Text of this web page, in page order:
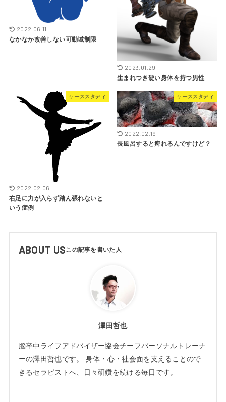
2022.06.11
なかなか改善しない可動域制限
2023.01.29
生まれつき硬い身体を持つ男性
ケーススタディ
2022.02.06
右足に力が入らず踏ん張れないと
いう症例
ケーススタディ
2022.02.19
長風呂すると痺れるんですけど？
ABOUT US
澤田哲也
脳卒中ライフアドバイザー協会チーフパーソナルトレーナ
ーの澤田哲也です。 身体・心・社会面を支えることので
きるセラピストへ、日々研鑽を続ける毎日です。